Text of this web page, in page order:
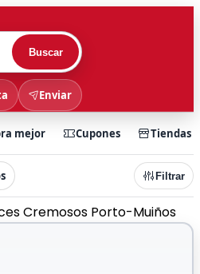
Buscar
Enviar
mejor Cupones Tiendas
Filtrar
Cremosos Porto-Muiños